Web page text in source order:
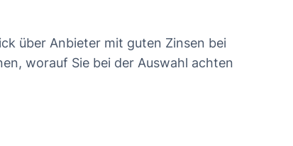
über Anbieter mit guten Zinsen bei
worauf Sie bei der Auswahl achten